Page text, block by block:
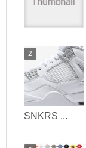
SNKRS ...